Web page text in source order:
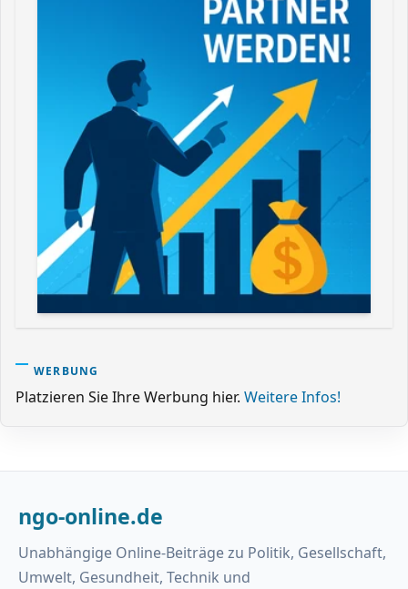
WERBUNG
Platzieren Sie Ihre Werbung hier. Weitere Infos!
ngo-online.de
Unabhängige Online-Beiträge zu Politik, Gesellschaft,
Umwelt, Gesundheit, Technik und